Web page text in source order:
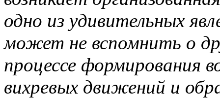
одно из удивительных
может не вспомнить о
процессе формирования
вихревых движений и